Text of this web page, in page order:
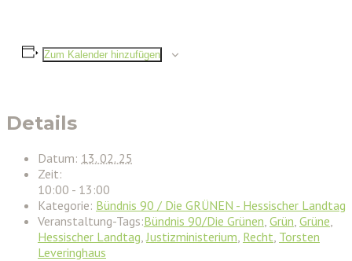
Zum Kalender hinzufügen
Details
Datum: 13. 02. 25
Zeit:
10:00 - 13:00
Kategorie: Bündnis 90 / Die GRÜNEN - Hessischer Landtag
Veranstaltung-Tags:Bündnis 90/Die Grünen Grün Grüne
Hessischer Landtag Justizministerium Recht Torsten
Leveringhaus